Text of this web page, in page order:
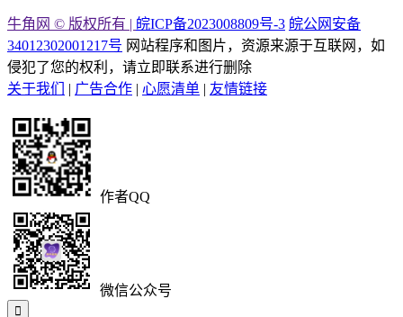
牛角网 © 版权所有 | 皖ICP备2023008809号-3 皖公网安备
34012302001217号 网站程序和图片，资源来源于互联网，如
侵犯了您的权利，请立即联系进行删除
关于我们
| 广告合作 | 心愿清单 | 友情链接
作者QQ
微信公众号